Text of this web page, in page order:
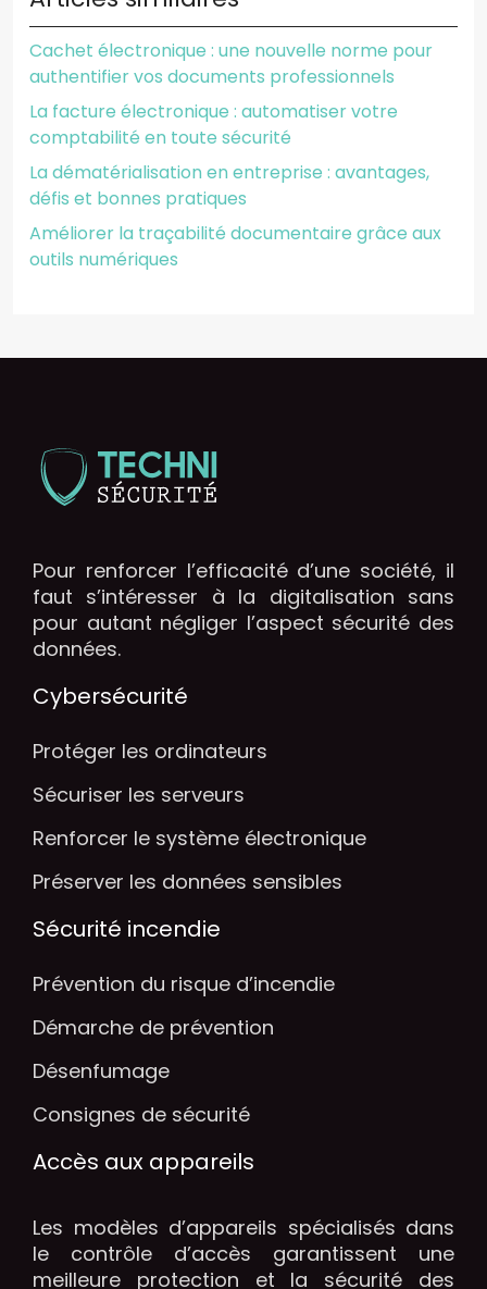
Cachet électronique : une nouvelle norme pour
authentifier vos documents professionnels
La facture électronique : automatiser votre
comptabilité en toute sécurité
La dématérialisation en entreprise : avantages,
défis et bonnes pratiques
Améliorer la traçabilité documentaire grâce aux
outils numériques
Pour renforcer l’efficacité d’une société, il
faut s’intéresser à la digitalisation sans
pour autant négliger l’aspect sécurité des
données.
Cybersécurité
Protéger les ordinateurs
Sécuriser les serveurs
Renforcer le système électronique
Préserver les données sensibles
Sécurité incendie
Prévention du risque d’incendie
Démarche de prévention
Désenfumage
Consignes de sécurité
Accès aux appareils
Les modèles d’appareils spécialisés dans
le contrôle d’accès garantissent une
meilleure protection et la sécurité des